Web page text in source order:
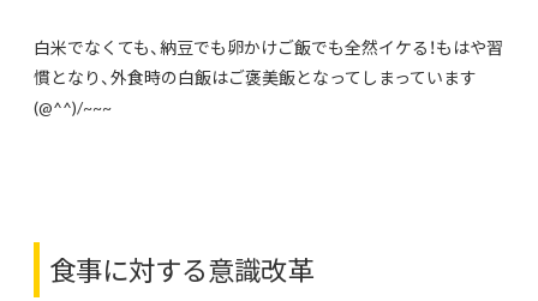
白米でなくても、納豆でも卵かけご飯でも全然イケる！もはや習
慣となり、外食時の白飯はご褒美飯となってしまっています
(@^^)/~~~
食事に対する意識改革